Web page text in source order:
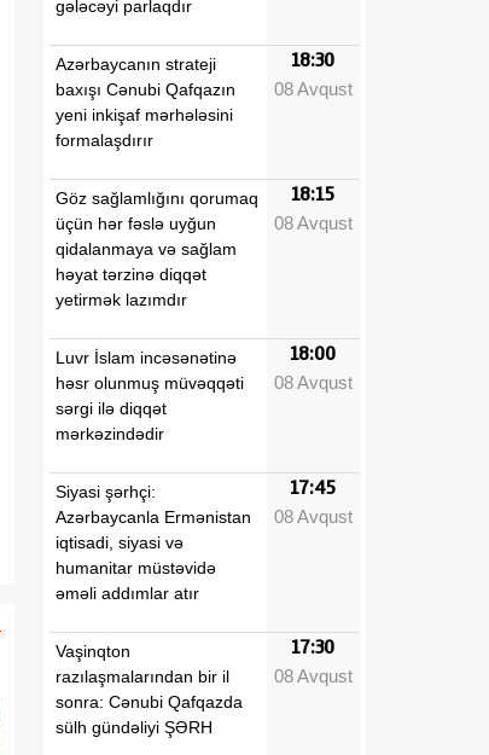
gələcəyi parlaqdır
Azərbaycanın strateji
baxışı Cənubi Qafqazın
yeni inkişaf mərhələsini
formalaşdırır
18:30
08 Avqust
Göz sağlamlığını qorumaq
üçün hər fəslə uyğun
qidalanmaya və sağlam
həyat tərzinə diqqət
yetirmək lazımdır
18:15
08 Avqust
Luvr İslam incəsənətinə
həsr olunmuş müvəqqəti
sərgi ilə diqqət
mərkəzindədir
18:00
08 Avqust
Siyasi şərhçi:
Azərbaycanla Ermənistan
iqtisadi, siyasi və
humanitar müstəvidə
əməli addımlar atır
17:45
08 Avqust
Vaşinqton
razılaşmalarından bir il
sonra: Cənubi Qafqazda
sülh gündəliyi ŞƏRH
17:30
08 Avqust